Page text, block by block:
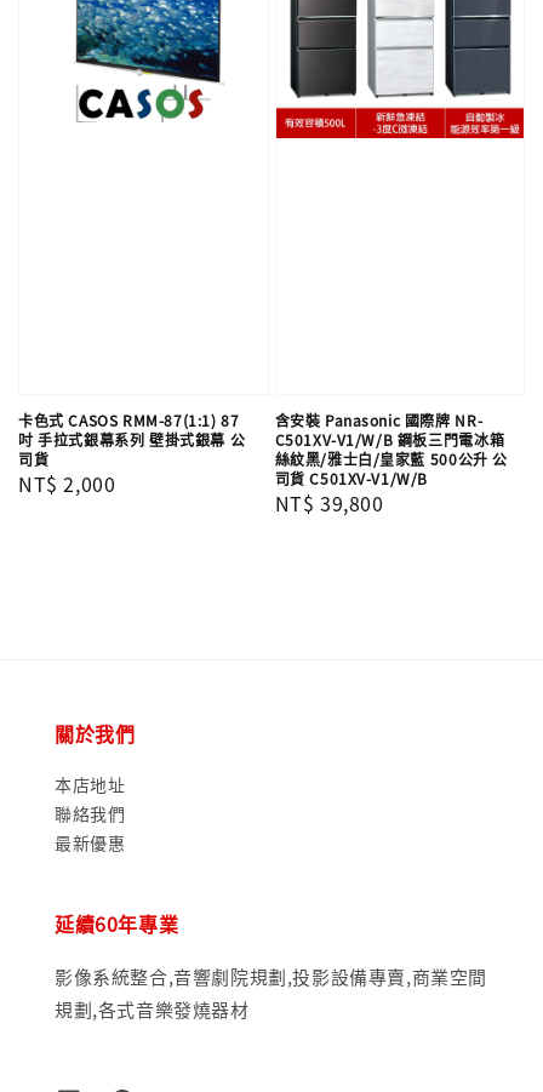
卡色式 CASOS RMM-87(1:1) 87
吋 手拉式銀幕系列 壁掛式銀幕 公
司貨
Regular
NT$ 2,000
含安裝 Panasonic 國際牌 NR-
C501XV-V1/W/B 鋼板三門電冰箱
絲紋黑/雅士白/皇家藍 500公升 公
司貨 C501XV-V1/W/B
Regular
NT$ 39,800
關於我們
本店地址
聯絡我們
最新優惠
延續60年專業
影像系統整合,音響劇院規劃,投影設備專賣,商業空間
規劃,各式音樂發燒器材